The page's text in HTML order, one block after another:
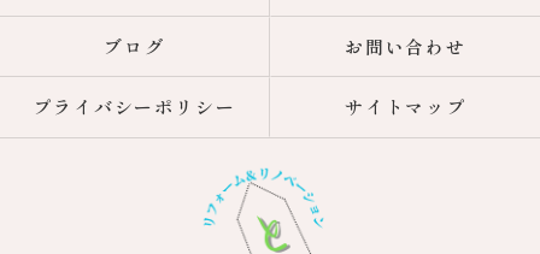
ブログ お問い合わせ
プライバシーポリシー サイトマップ